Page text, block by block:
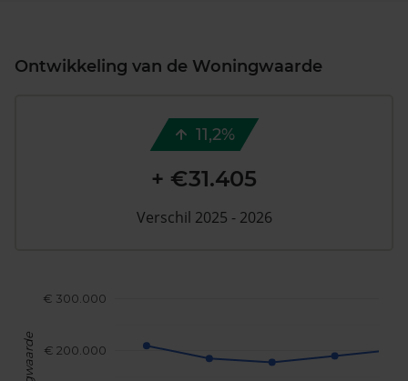
Ontwikkeling van de Woningwaarde
€ 200.000
€ 300.000
11,2%
+ €31.405
Verschil 2025 - 2026